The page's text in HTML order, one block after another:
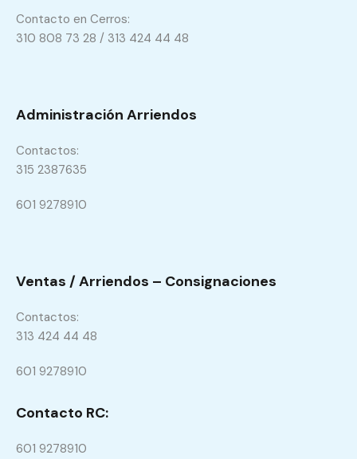
Contacto en Cerros:
310 808 73 28 / 313 424 44 48
Administración Arriendos
Contactos:
315 2387635
601 9278910
Ventas / Arriendos – Consignaciones
Contactos:
313 424 44 48
601 9278910
Contacto RC:
601 9278910